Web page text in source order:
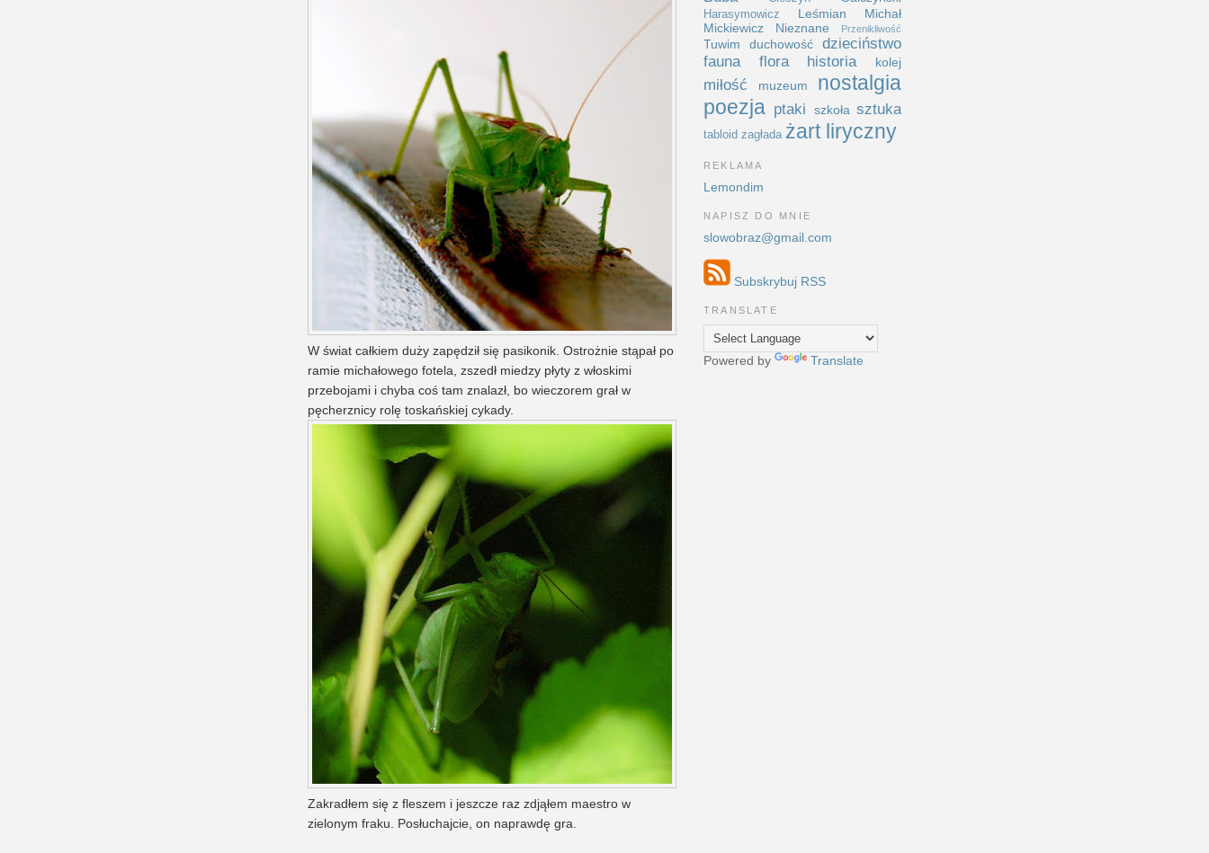
W świat całkiem duży zapędził się pasikonik. Ostrożnie stąpał po
ramie michałowego fotela, zszedł miedzy płyty z włoskimi
przebojami i chyba coś tam znalazł, bo wieczorem grał w
pęcherznicy rolę toskańskiej cykady.
Zakradłem się z fleszem i jeszcze raz zdjąłem maestro w
zielonym fraku. Posłuchajcie, on naprawdę gra.
Harasymowicz Leśmian
Michał
Mickiewicz
Nieznane Przenikliwość
Tuwim duchowość
dzieciństwo
fauna
flora historia kolej
miłość muzeum
nostalgia
poezja ptaki szkoła sztuka
tabloid zagłada żart liryczny
REKLAMA
Lemondim
NAPISZ DO MNIE
slowobraz@gmail.com
Subskrybuj RSS
TRANSLATE
Powered by Translate